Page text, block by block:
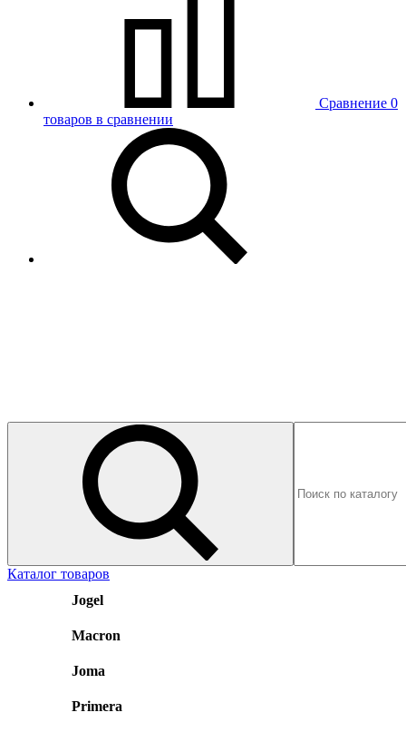
Сравнение 0
товаров в сравнении
Каталог товаров
Jogel
Macron
Joma
Primera